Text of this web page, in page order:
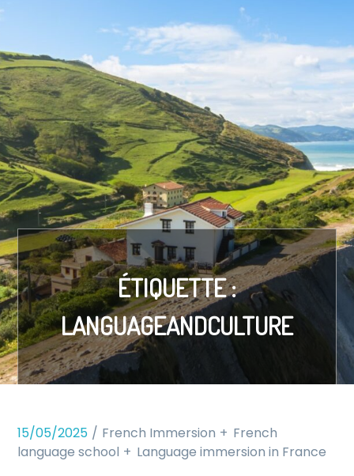
ÉTIQUETTE :
LANGUAGEANDCULTURE
15/05/2025 French Immersion
French
language school
Language immersion in France